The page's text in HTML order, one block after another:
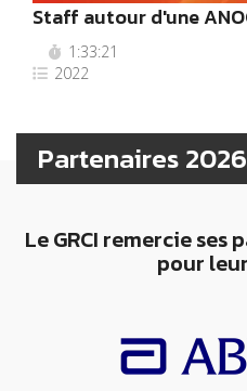
Staff autour d'une
1:33:21
2022
Partenaires 2026
Le GRCI remercie
pour